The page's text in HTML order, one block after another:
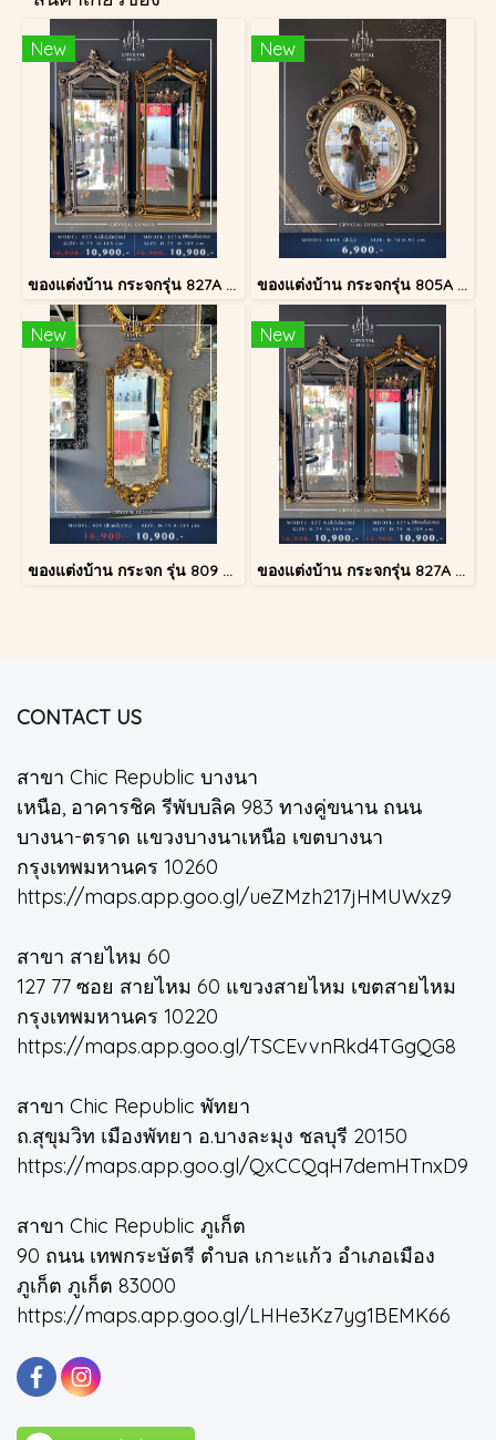
New
ของแต่งบ้าน กระจกรุ่น 827A สีทองโบราณ
New
ของแต่งบ้าน กระจกรุ่น 805A สีเงินโบราณ
New
ของแต่งบ้าน กระจก รุ่น 809 สีทองโบราณ
New
ของแต่งบ้าน กระจกรุ่น 827A สีเงินโบราณ
CONTACT US
สาขา Chic Republic บางนา
เหนือ, อาคารชิค รีพับบลิค 983 ทางคู่ขนาน ถนน
บางนา-ตราด แขวงบางนาเหนือ เขตบางนา
กรุงเทพมหานคร 10260
https://maps.app.goo.gl/ueZMzh217jHMUWxz9
สาขา สายไหม 60
127 77 ซอย สายไหม 60 แขวงสายไหม เขตสายไหม
กรุงเทพมหานคร 10220
https://maps.app.goo.gl/TSCEvvnRkd4TGgQG8
สาขา Chic Republic พัทยา
ถ.สุขุมวิท เมืองพัทยา อ.บางละมุง ชลบุรี 20150
https://maps.app.goo.gl/QxCCQqH7demHTnxD9
สาขา Chic Republic ภูเก็ต
90 ถนน เทพกระษัตรี ตำบล เกาะแก้ว อำเภอเมือง
ภูเก็ต ภูเก็ต 83000
https://maps.app.goo.gl/LHHe3Kz7yg1BEMK66